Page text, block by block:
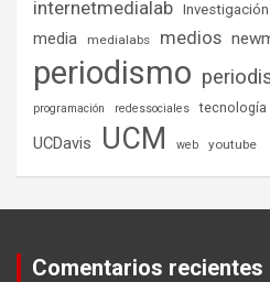
internetmedialab Investigación
media medialabs medios
periodismo
programación
redessociales tecnología
UCDavis UCM web youtube
Comentarios recientes